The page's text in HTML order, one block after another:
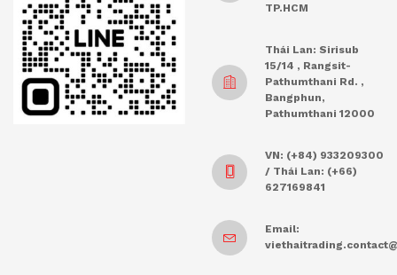
TP.HCM
Thái Lan: Sirisub
15/14 , Rangsit-
Pathumthani Rd. ,
Bangphun,
Pathumthani 12000
VN: (+84) 933209300
/ Thái Lan: (+66)
627169841
Email: